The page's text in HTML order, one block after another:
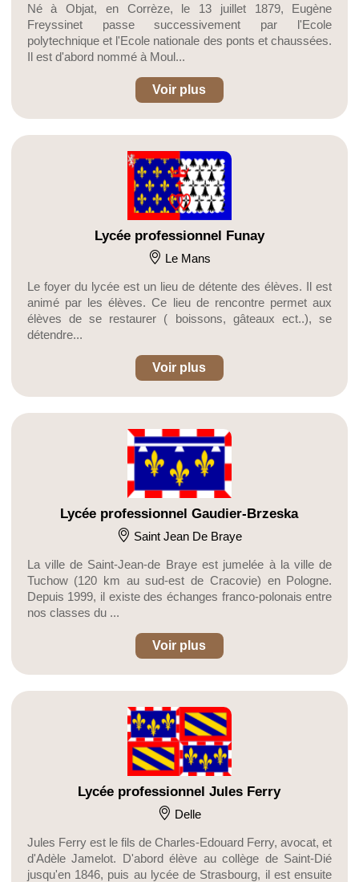
Né à Objat, en Corrèze, le 13 juillet 1879, Eugène
Freyssinet passe successivement par l'Ecole
polytechnique et l'Ecole nationale des ponts et chaussées.
Il est d'abord nommé à Moul...
Voir plus
Lycée professionnel Funay
Le Mans
Le foyer du lycée est un lieu de détente des élèves. Il est
animé par les élèves. Ce lieu de rencontre permet aux
élèves de se restaurer ( boissons, gâteaux ect..), se
détendre...
Voir plus
Lycée professionnel Gaudier-Brzeska
Saint Jean De Braye
La ville de Saint-Jean-de Braye est jumelée à la ville de
Tuchow (120 km au sud-est de Cracovie) en Pologne.
Depuis 1999, il existe des échanges franco-polonais entre
nos classes du ...
Voir plus
Lycée professionnel Jules Ferry
Delle
Jules Ferry est le fils de Charles-Edouard Ferry, avocat, et
d'Adèle Jamelot. D'abord élève au collège de Saint-Dié
jusqu'en 1846, puis au lycée de Strasbourg, il est ensuite